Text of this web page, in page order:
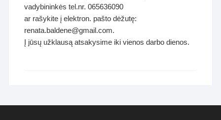
vadybininkės tel.nr. 065636090
ar rašykite į elektron. pašto dėžutę:
renata.baldene@gmail.com.
Į jūsų užklausą atsakysime iki vienos darbo dienos.